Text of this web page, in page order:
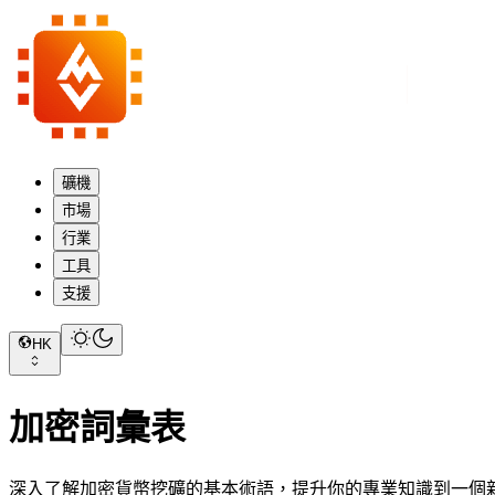
礦機
市場
行業
工具
支援
HK
加密詞彙表
深入了解加密貨幣挖礦的基本術語，提升你的專業知識到一個